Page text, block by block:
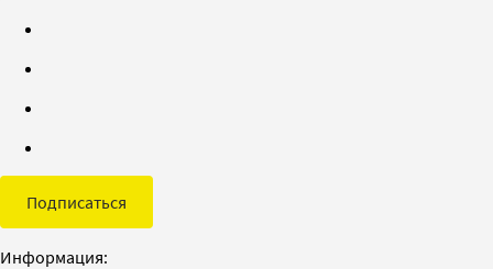
Подписаться
Информация: